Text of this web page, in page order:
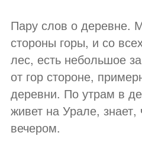
Пару слов о деревне.
стороны горы, и со
лес, есть небольшое
от гор стороне,
деревни. По утрам в
живет на Урале,
вечером.